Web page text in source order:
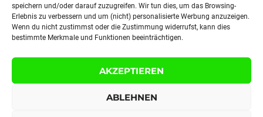
speichern und/oder darauf zuzugreifen. Wir tun dies, um das Browsing-
Erlebnis zu verbessern und um (nicht) personalisierte Werbung anzuzeigen.
Wenn du nicht zustimmst oder die Zustimmung widerrufst, kann dies
bestimmte Merkmale und Funktionen beeinträchtigen.
AKZEPTIEREN
ABLEHNEN
Gute Nacht Sprüche für Angler